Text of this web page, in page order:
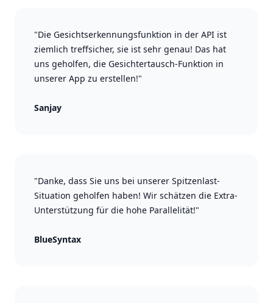
"Die Gesichtserkennungsfunktion in der API ist
ziemlich treffsicher, sie ist sehr genau! Das hat
uns geholfen, die Gesichtertausch-Funktion in
unserer App zu erstellen!"
Sanjay
"Danke, dass Sie uns bei unserer Spitzenlast-
Situation geholfen haben! Wir schätzen die Extra-
Unterstützung für die hohe Parallelität!"
BlueSyntax